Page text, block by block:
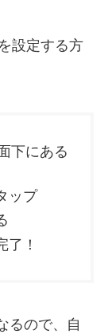
設定する方
下にある
ップ
了！
るので、自